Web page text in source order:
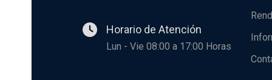
Horario de Atención
Lun - Vie 08:00 a 17:00 Horas